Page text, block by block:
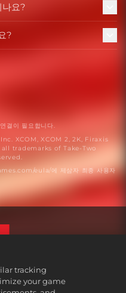
나요?
?
결이 필요합니다.
XCOM, XCOM 2, 2K, Firaxis
trademarks of Take-Two
eula/에 제삼자 최종 사용자
tracking
your game